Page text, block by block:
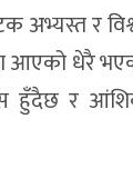
अभ्यस्त र
आएको धेरै
हुँदैछ र